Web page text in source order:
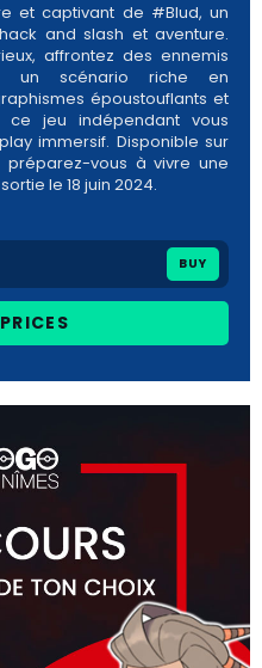
et captivant de #Blud, un
and slash et aventure.
affrontez des ennemis
un scénario riche en
époustouflants et
ce jeu indépendant vous
immersif. Disponible sur
préparez-vous à vivre une
le 18 juin 2024.
BUY